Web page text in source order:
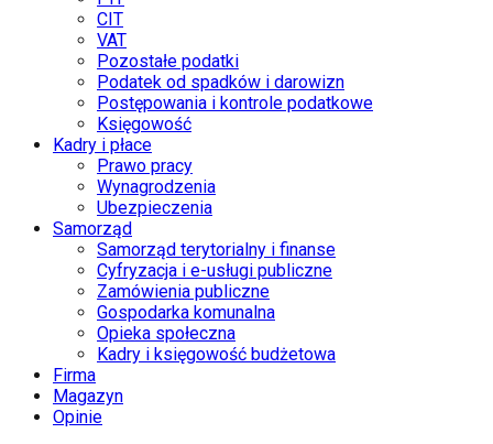
CIT
VAT
Pozostałe podatki
Podatek od spadków i darowizn
Postępowania i kontrole podatkowe
Księgowość
Kadry i płace
Prawo pracy
Wynagrodzenia
Ubezpieczenia
Samorząd
Samorząd terytorialny i finanse
Cyfryzacja i e-usługi publiczne
Zamówienia publiczne
Gospodarka komunalna
Opieka społeczna
Kadry i księgowość budżetowa
Firma
Magazyn
Opinie